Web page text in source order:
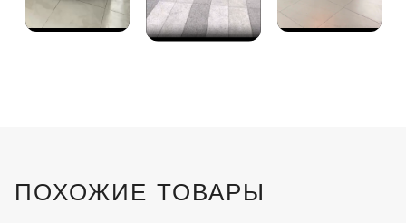
ПОХОЖИЕ ТОВАРЫ